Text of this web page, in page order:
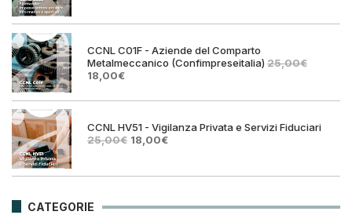
era:
è:
CCNL C01F - Aziende del Comparto
Metalmeccanico (Confimpreseitalia) 25,00€
Il
originale
25,00€.
18,00€Il
attuale
18,00€.
CCNL HV51 - Vigilanza Privata e Servizi Fiduciari
25,00€ Il
era:
18,00€Il
è:
CATEGORIE